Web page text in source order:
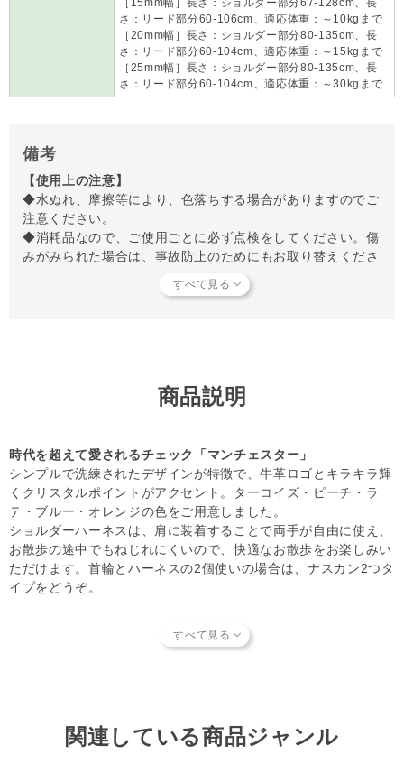
さ：リード部分60-106cm、適応体重：～10kgまで
［20mm幅］長さ：ショルダー部分80-135cm、長
さ：リード部分60-104cm、適応体重：～15kgまで
［25mm幅］長さ：ショルダー部分80-135cm、長
さ：リード部分60-104cm、適応体重：～30kgまで
備考
【使用上の注意】
◆水ぬれ、摩擦等により、色落ちする場合がありますのでご
注意ください。
◆消耗品なので、ご使用ごとに必ず点検をしてください。傷
みがみられた場合は、事故防止のためにもお取り替えくださ
◆布製品はパートナーが噛んでしまうと切れる場合があるの
【キャンセルについてご注意】
歴からのご注文キャンセル、 修正を受け付けることができ
ない場合がございます。
(「発送予定日のお知らせメール」をお送りする前であれ
ば、メール・お電話・ マイページにてご注文をキャンセル
いただけます。）
商品説明
時代を超えて愛されるチェック「マンチェスター」
シンプルで洗練されたデザインが特徴で、牛革ロゴとキラキラ輝
くクリスタルポイントがアクセント。ターコイズ・ピーチ・ラ
テ・ブルー・オレンジの色をご用意しました。
ショルダーハーネスは、肩に装着することで両手が自由に使え、
お散歩の途中でもねじれにくいので、快適なお散歩をお楽しみい
ただけます。首輪とハーネスの2個使いの場合は、ナスカン2つタ
イプをどうぞ。
「Always together!」という合言葉をもとに始まったものづく
貫して担当し、手仕事ならではの美しさを宿します。
関連している商品ジャンル